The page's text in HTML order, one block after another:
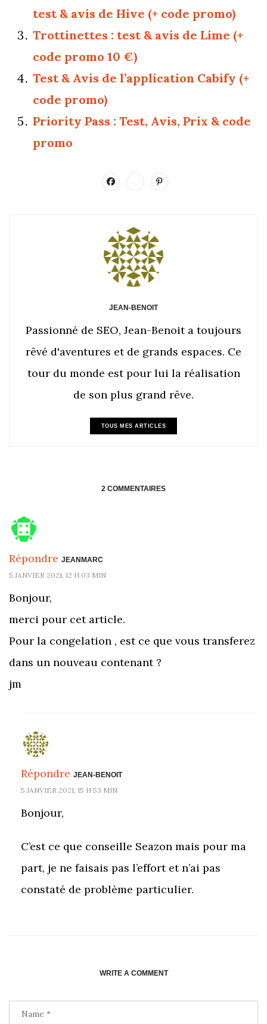
test & avis de Hive (+ code promo)
Trottinettes : test & avis de Lime (+
code promo 10 €)
Test & Avis de l’application Cabify (+
code promo)
Priority Pass : Test, Avis, Prix & code
promo
JEAN-BENOIT
Passionné de SEO, Jean-Benoit a toujours
rêvé d'aventures et de grands espaces. Ce
tour du monde est pour lui la réalisation
de son plus grand rêve.
TOUS MES ARTICLES
2 COMMENTAIRES
Répondre JEANMARC
5 JANVIER 2021, 12 H 03 MIN
Bonjour,
merci pour cet article.
Pour la congelation , est ce que vous transferez
dans un nouveau contenant ?
jm
Répondre JEAN-BENOIT
5 JANVIER 2021, 15 H 53 MIN
Bonjour,
C’est ce que conseille Seazon mais pour ma
part, je ne faisais pas l’effort et n’ai pas
constaté de problème particulier.
WRITE A COMMENT